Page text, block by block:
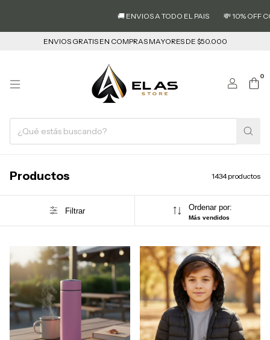
🚚 ENVIOS A TODO EL PAIS 💸 10% OFF CON
ENVIOS GRATIS EN COMPRAS MAYORES DE $50.000
0
Productos 1434 productos
Filtrar Ordenar por:
Más vendidos